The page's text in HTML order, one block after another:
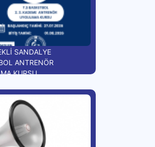
SANDALYE
ANTRENÖR
KURSU